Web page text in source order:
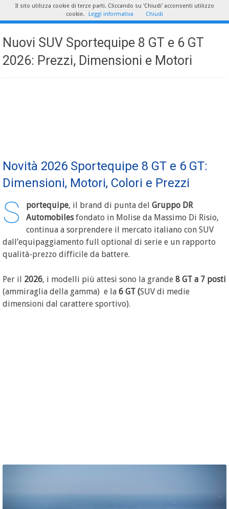
Nuovi SUV Sportequipe 8 GT e 6 GT
2026: Prezzi, Dimensioni e Motori
Novità 2026 Sportequipe 8 GT e 6 GT:
Dimensioni, Motori, Colori e Prezzi
S portequipe, il brand di punta del Gruppo DR
Automobilesfondato in Molise da Massimo Di Risio,
continua a sorprendere il mercato italiano con SUV
dall’equipaggiamento full optional di serie e un rapporto
qualità-prezzo difficile da battere.
Per il 2026, i modelli più attesi sono la grande 8 GT a 7 posti
(ammiraglia della gamma) e la 6 GT (SUV di medie
dimensioni dal carattere sportivo).
Il sito utilizza cookie di terze parti. Cliccando su 'Chiudi' acconsenti utilizzo
cookie.
Leggi informativa Chiudi